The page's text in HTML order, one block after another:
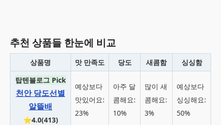
추천 상품들 한눈에 비교
상품명 맛 만족도 당도 새콤함
싱싱함
탑텐블로그 Pick
천안 당도선별
알뜰배
⭐4.0(413)
예상보다
맛있어요:
23%
아주 달
콤해요:
10%
많이 새
콤해요:
3%
예상보다
싱싱해요:
50%